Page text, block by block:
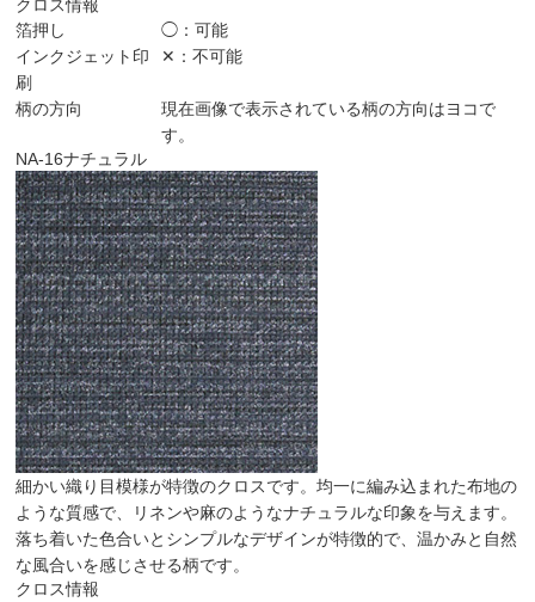
クロス情報
箔押し
◯：可能
インクジェット印
刷
✕：不可能
柄の方向
現在画像で表示されている柄の方向はヨコで
す。
NA-16ナチュラル
細かい織り目模様が特徴のクロスです。均一に編み込まれた布地の
ような質感で、リネンや麻のようなナチュラルな印象を与えます。
落ち着いた色合いとシンプルなデザインが特徴的で、温かみと自然
な風合いを感じさせる柄です。
クロス情報